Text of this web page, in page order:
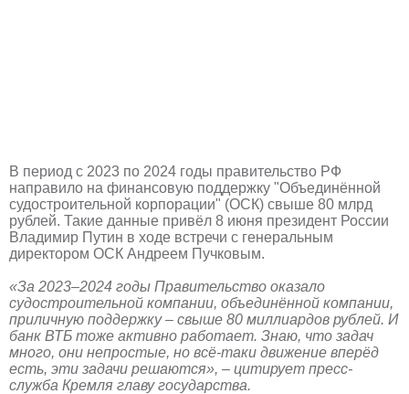
В период с 2023 по 2024 годы правительство РФ
направило на финансовую поддержку "Объединённой
судостроительной корпорации" (ОСК) свыше 80 млрд
рублей. Такие данные привёл 8 июня президент России
Владимир Путин в ходе встречи с генеральным
директором ОСК Андреем Пучковым.
«За 2023–2024 годы Правительство оказало
судостроительной компании, объединённой компании,
приличную поддержку – свыше 80 миллиардов рублей. И
банк ВТБ тоже активно работает. Знаю, что задач
много, они непростые, но всё-таки движение вперёд
есть, эти задачи решаются», – цитирует пресс-
служба Кремля главу государства.